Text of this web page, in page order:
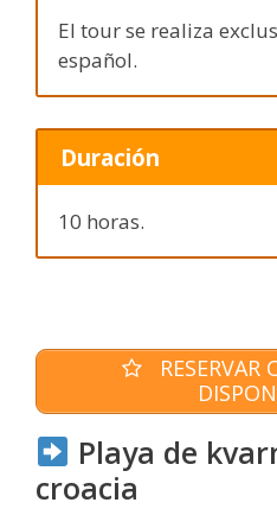
El tour se realiza
español.
Duración
10 horas.
RESERVAR
Playa de
croacia